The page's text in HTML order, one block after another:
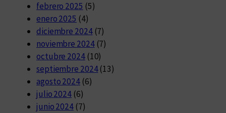
febrero 2025 (5)
enero 2025 (4)
diciembre 2024(7)
noviembre 2024(7)
octubre 2024(10)
septiembre 2024(13)
agosto 2024(6)
julio 2024 (6)
junio 2024 (7)